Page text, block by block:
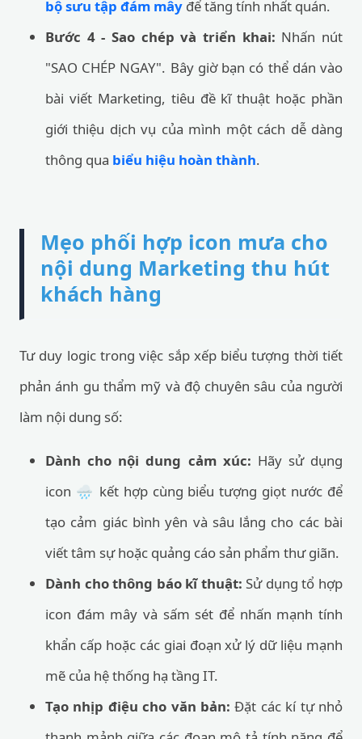
bộ sưu tập đám mây để tăng tính nhất quán.
Bước 4 - Sao chép và triển khai: Nhấn nút
"SAO CHÉP NGAY". Bây giờ bạn có thể dán vào
bài viết Marketing, tiêu đề kĩ thuật hoặc phần
giới thiệu dịch vụ của mình một cách dễ dàng
thông qua biểu hiệu hoàn thành.
Mẹo phối hợp icon mưa cho
nội dung Marketing thu hút
khách hàng
Tư duy logic trong việc sắp xếp biểu tượng thời tiết
phản ánh gu thẩm mỹ và độ chuyên sâu của người
làm nội dung số:
Dành cho nội dung cảm xúc: Hãy sử dụng
icon 🌧️ kết hợp cùng biểu tượng giọt nước để
tạo cảm giác bình yên và sâu lắng cho các bài
viết tâm sự hoặc quảng cáo sản phẩm thư giãn.
Dành cho thông báo kĩ thuật: Sử dụng tổ hợp
icon đám mây và sấm sét để nhấn mạnh tính
khẩn cấp hoặc các giai đoạn xử lý dữ liệu mạnh
mẽ của hệ thống hạ tầng IT.
Tạo nhịp điệu cho văn bản: Đặt các kí tự nhỏ